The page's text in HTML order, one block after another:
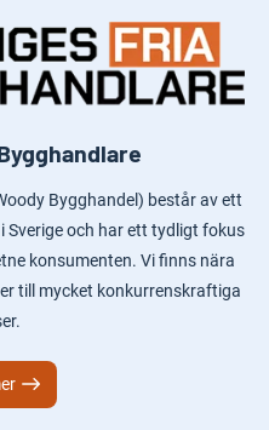
Bygghandel) består av ett
och har ett tydligt fokus
konsumenten. Vi finns nära
till mycket konkurrenskraftiga